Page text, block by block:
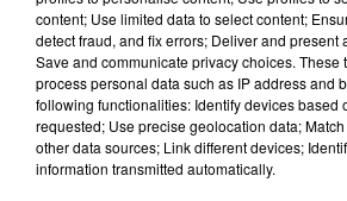
PRÈS DE ROUEN, L'INCENDIE DU "MOULIN
content; Use limited data to select content;
detect fraud, and fix errors; Deliver and present
Save and communicate privacy choices. These
process personal data such as IP address and
following functionalities: Identify devices based
requested; Use precise geolocation data;
other data sources; Link different devices;
information transmitted automatically.